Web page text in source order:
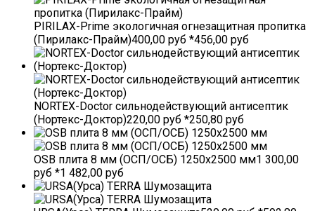
PIRILAX-Prime экологичная огнезащитная пропитка
(Пирилакс-Прайм)400,00 руб *456,00 руб
NORTEX-Doctor сильнодействующий антисептик
(Нортекс-Доктор)220,00 руб *250,80 руб
OSB плита 8 мм (ОСП/ОСБ) 1250х2500 мм1 300,00
руб *1 482,00 руб